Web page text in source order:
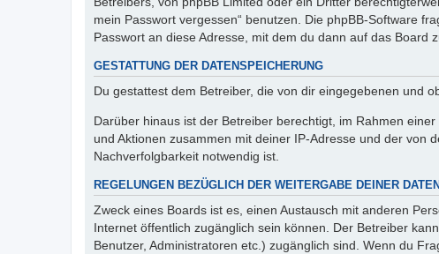
mein Passwort vergessen“ benutzen. Die phpBB-Software
Passwort an diese Adresse, mit dem du dann auf das Board
GESTATTUNG DER DATENSPEICHERUNG
Du gestattest dem Betreiber, die von dir eingegebenen und
Darüber hinaus ist der Betreiber berechtigt, im Rahmen
und Aktionen zusammen mit deiner IP-Adresse und der von
Nachverfolgbarkeit notwendig ist.
REGELUNGEN BEZÜGLICH DER WEITERGABE DEINER DATEN
Zweck eines Boards ist es, einen Austausch mit anderen
Internet öffentlich zugänglich sein können. Der Betreiber
Benutzer, Administratoren etc.) zugänglich sind. Wenn du